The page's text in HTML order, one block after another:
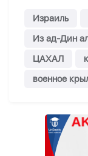
Израиль
Из ад-Дин
ЦАХАЛ
военное